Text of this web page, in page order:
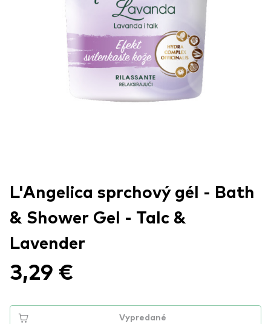
L'Angelica sprchový gél - Bath
& Shower Gel - Talc &
Lavender
3,29 €
Vypredané